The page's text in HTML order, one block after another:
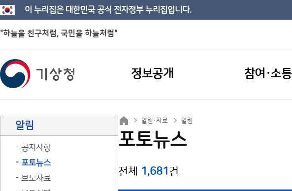
이 누리집은 대한민국 공식 전자정부 누리집입니다.
"하늘을 친구처럼, 국민을 하늘처럼"
정보공개 참여·소통
알림
공지사항
포토뉴스
보도자료
알림·자료 알림
포토뉴스
전체 1,681건